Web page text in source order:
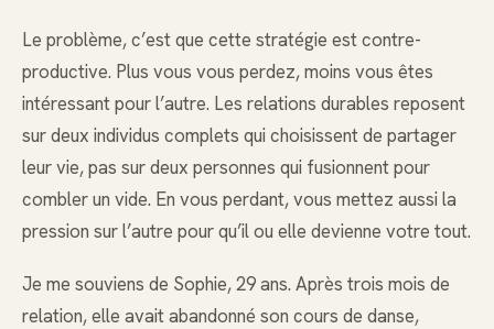
Le problème, c’est que cette stratégie est contre-
productive. Plus vous vous perdez, moins vous êtes
intéressant pour l’autre. Les relations durables reposent
sur deux individus complets qui choisissent de partager
leur vie, pas sur deux personnes qui fusionnent pour
combler un vide. En vous perdant, vous mettez aussi la
pression sur l’autre pour qu’il ou elle devienne votre tout.
Je me souviens de Sophie, 29 ans. Après trois mois de
relation, elle avait abandonné son cours de danse,